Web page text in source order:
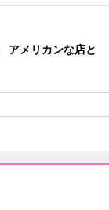
アメリカンな店と